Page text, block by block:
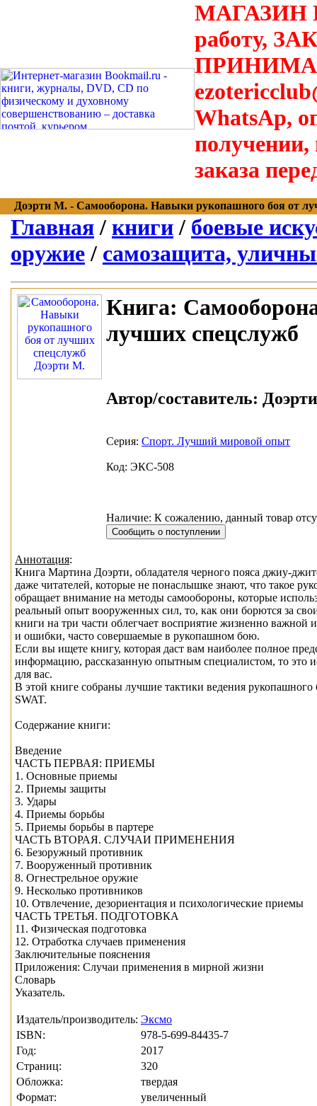
МАГАЗИН
работу,
WhatsAp,
получении,
заказа
Доэрти М. - Самооборона. Навыки рукопашного боя от
Главная / книги / боевые
оружие / самозащита,
Книга:
лучших спецслужб
Автор/составитель:
Серия: Спорт. Лучший мировой опыт
Код: ЭКС-508
Наличие: К сожалению, данный товар
Аннотация:
Книга Мартина Доэрти, обладателя черного пояса джиу-
даже читателей, которые не понаслышке знают, что такое
обращает внимание на методы самообороны, которые
реальный опыт вооруженных сил, то, как они борются за
книги на три части облегчает восприятие жизненно
и ошибки, часто совершаемые в рукопашном бою.
Если вы ищете книгу, которая даст вам наиболее полное
информацию, рассказанную опытным специалистом, то это
для вас.
В этой книге собраны лучшие тактики ведения
SWAT.
Содержание книги:
Введение
ЧАСТЬ ПЕРВАЯ: ПРИЕМЫ
1. Основные приемы
2. Приемы защиты
3. Удары
4. Приемы борьбы
5. Приемы борьбы в партере
ЧАСТЬ ВТОРАЯ. СЛУЧАИ ПРИМЕНЕНИЯ
6. Безоружный противник
7. Вооруженный противник
8. Огнестрельное оружие
9. Несколько противников
10. Отвлечение, дезориентация и психологические приемы
ЧАСТЬ ТРЕТЬЯ. ПОДГОТОВКА
11. Физическая подготовка
12. Отработка случаев применения
Заключительные пояснения
Приложения: Случаи применения в мирной жизни
Словарь
Указатель.
Издатель/производитель: Эксмо
ISBN:
978-5-699-84435-7
Год:
2017
Страниц:
320
Обложка:
твердая
Формат:
увеличенный